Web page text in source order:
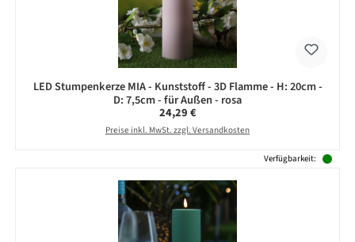
LED Stumpenkerze MIA - Kunststoff - 3D Flamme - H: 20cm -
D: 7,5cm - für Außen - rosa
Regulärer Preis:
24,29 €
Preise inkl. MwSt. zzgl. Versandkosten
Verfügbarkeit: